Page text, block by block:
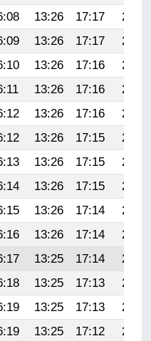
13:26 17:17
20:34
13:26 17:17
20:34
13:26 17:16
20:33
13:26 17:16
20:32
13:26 17:16
20:31
13:26 17:15
20:30
13:26 17:15
20:28
13:26 17:15
20:27
13:26 17:14
20:26
13:26 17:14
20:25
13:25 17:14
20:24
13:25 17:13
20:23
13:25 17:13
20:22
13:25 17:12
20:20